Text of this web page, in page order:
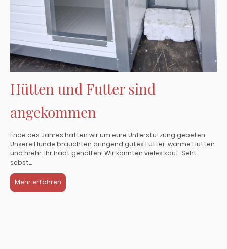
Hütten und Futter sind
angekommen
Ende des Jahres hatten wir um eure Unterstützung gebeten.
Unsere Hunde brauchten dringend gutes Futter, warme Hütten
und mehr. Ihr habt geholfen! Wir konnten vieles kauf. Seht
sebst...
Mehr erfahren